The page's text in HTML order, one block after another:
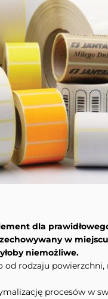
dla
w
niemożliwe.
od rodzaju
procesów w